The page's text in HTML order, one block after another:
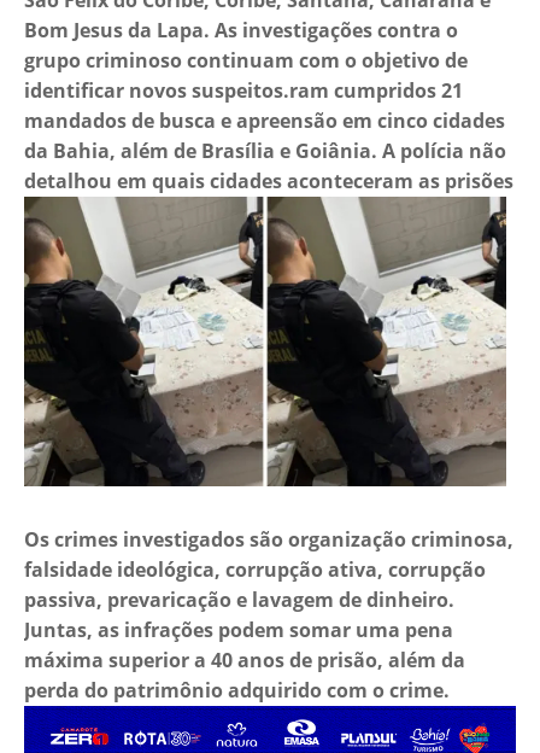
Bom Jesus da Lapa. As investigações contra o
grupo criminoso continuam com o objetivo de
identificar novos suspeitos.ram cumpridos 21
mandados de busca e apreensão em cinco cidades
da Bahia, além de Brasília e Goiânia. A polícia não
detalhou em quais cidades aconteceram as prisões
Os crimes investigados são organização criminosa,
falsidade ideológica, corrupção ativa, corrupção
passiva, prevaricação e lavagem de dinheiro.
Juntas, as infrações podem somar uma pena
máxima superior a 40 anos de prisão, além da
perda do patrimônio adquirido com o crime.